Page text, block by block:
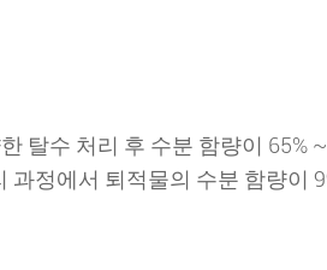
탈수 처리 후 수분 함량이 65%
정에서 퇴적물의 수분 함량이